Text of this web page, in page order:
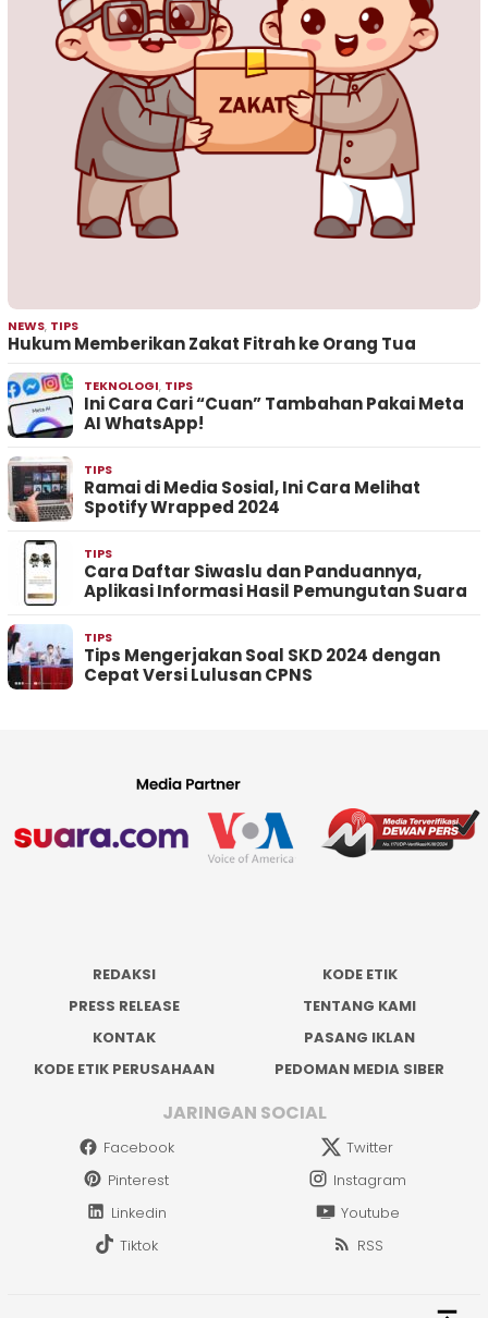
NEWS, TIPS
Hukum Memberikan Zakat Fitrah ke Orang Tua
TEKNOLOGI, TIPS
Ini Cara Cari “Cuan” Tambahan Pakai Meta
AI WhatsApp!
TIPS
Ramai di Media Sosial, Ini Cara Melihat
Spotify Wrapped 2024
TIPS
Cara Daftar Siwaslu dan Panduannya,
Aplikasi Informasi Hasil Pemungutan Suara
TIPS
Tips Mengerjakan Soal SKD 2024 dengan
Cepat Versi Lulusan CPNS
REDAKSI
KODE ETIK
PRESS RELEASE
TENTANG KAMI
KONTAK
PASANG IKLAN
KODE ETIK PERUSAHAAN
PEDOMAN MEDIA SIBER
JARINGAN SOCIAL
Facebook
Twitter
Pinterest
Instagram
Linkedin
Youtube
Tiktok
RSS